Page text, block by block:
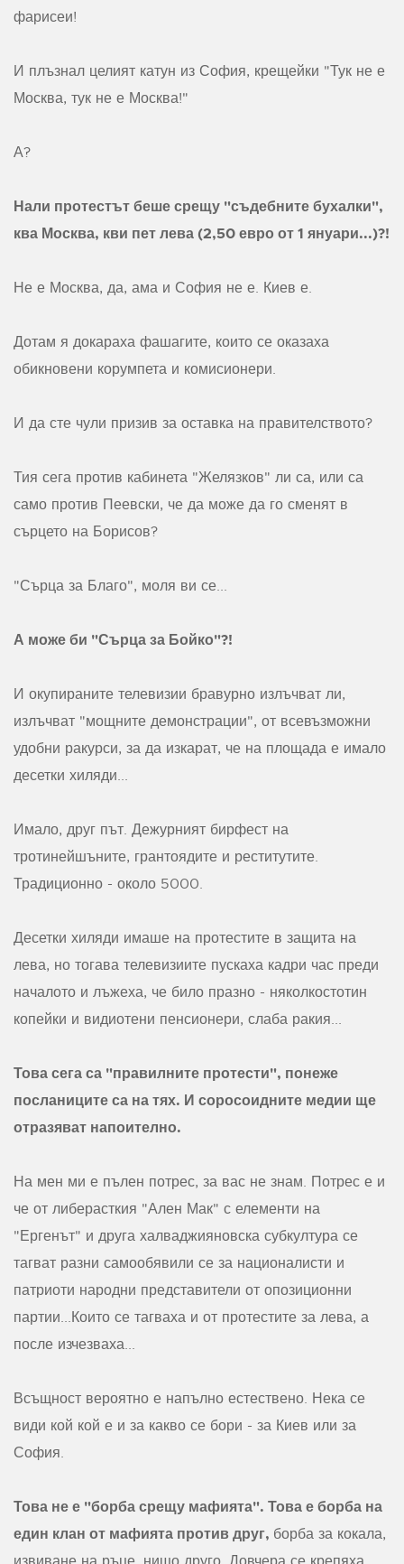
фарисеи!
И плъзнал целият катун из София, крещейки "Тук не е
Москва, тук не е Москва!"
А?
Нали протестът беше срещу "съдебните бухалки",
ква Москва, кви пет лева (2,50 евро от 1 януари...)?!
Не е Москва, да, ама и София не е. Киев е.
Дотам я докараха фашагите, които се оказаха
обикновени корумпета и комисионери.
И да сте чули призив за оставка на правителството?
Тия сега против кабинета "Желязков" ли са, или са
само против Пеевски, че да може да го сменят в
сърцето на Борисов?
"Сърца за Благо", моля ви се...
А може би "Сърца за Бойко"?!
И окупираните телевизии бравурно излъчват ли,
излъчват "мощните демонстрации", от всевъзможни
удобни ракурси, за да изкарат, че на площада е имало
десетки хиляди...
Имало, друг път. Дежурният бирфест на
тротинейшъните, грантоядите и реститутите.
Традиционно - около 5000.
Десетки хиляди имаше на протестите в защита на
лева, но тогава телевизиите пускаха кадри час преди
началото и лъжеха, че било празно - няколкостотин
копейки и видиотени пенсионери, слаба ракия...
Това сега са "правилните протести", понеже
посланиците са на тях. И соросоидните медии ще
отразяват напоително.
На мен ми е пълен потрес, за вас не знам. Потрес е и
че от либерасткия "Ален Мак" с елементи на
"Ергенът" и друга халваджияновска субкултура се
тагват разни самообявили се за националисти и
патриоти народни представители от опозиционни
партии...Които се тагваха и от протестите за лева, а
после изчезваха...
Всъщност вероятно е напълно естествено. Нека се
види кой кой е и за какво се бори - за Киев или за
София.
Това не е "борба срещу мафията". Това е борба на
един клан от мафията против друг, борба за кокала,